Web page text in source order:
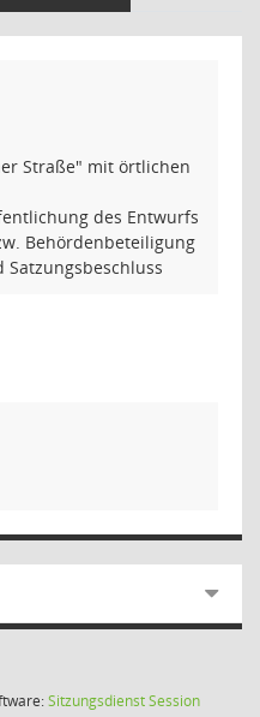
Straße" mit örtlichen
des Entwurfs
Behördenbeteiligung
Satzungsbeschluss
SitzungsdienstSession(Wird in